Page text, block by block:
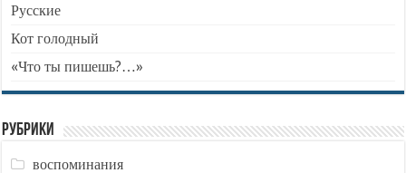
Русские
Кот голодный
«Что ты пишешь?…»
Рубрики
воспоминания